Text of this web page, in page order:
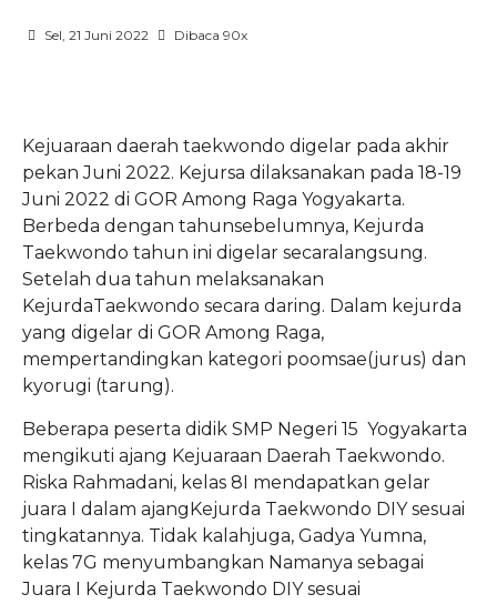
Sel, 21 Juni 2022 Dibaca 90x
Kejuaraan daerah taekwondo digelar pada akhir
pekan Juni 2022. Kejursa dilaksanakan pada 18-19
Juni 2022 di GOR Among Raga Yogyakarta.
Berbeda dengan tahunsebelumnya, Kejurda
Taekwondo tahun ini digelar secara langsung.
Setelah dua tahun melaksanakan
KejurdaTaekwondo secara daring. Dalam kejurda
yang digelar di GOR Among Raga,
mempertandingkan kategori poomsae(jurus) dan
kyorugi (tarung).
Beberapa peserta didik SMP Negeri 15 Yogyakarta
mengikuti ajang Kejuaraan Daerah Taekwondo.
Riska Rahmadani, kelas 8I mendapatkan gelar
juara I dalam ajangKejurda Taekwondo DIYsesuai
tingkatannya. Tidak kalahjuga, Gadya Yumna,
kelas 7G menyumbangkan Namanya sebagai
Juara I Kejurda Taekwondo DIYsesuai